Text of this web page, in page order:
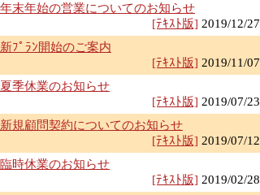
年末年始の営業についてのお知らせ
[ﾃｷｽﾄ版] 2019/12/27
新ﾌﾟﾗﾝ開始のご案内
[ﾃｷｽﾄ版] 2019/11/07
夏季休業のお知らせ
[ﾃｷｽﾄ版] 2019/07/23
新規顧問契約についてのお知らせ
[ﾃｷｽﾄ版] 2019/07/12
臨時休業のお知らせ
[ﾃｷｽﾄ版] 2019/02/28